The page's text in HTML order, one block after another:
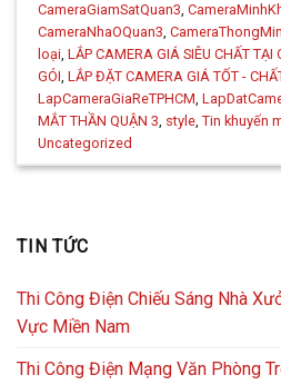
CameraGiamSatQuan3,
CameraNhaOQuan3,
loại,LẮP CAMERA GIÁ SIÊU CHẤT TẠI
GÓI,LẮP ĐẶT CAMERA GIÁ TỐT -
LapCameraGiaReTPHCM,
MẮT THẦN QUẬN 3, style,Tin khuyến
Uncategorized
TIN TỨC
Thi Công Điện Chiếu Sáng Nhà
Vực Miền Nam
Thi Công Điện Mạng Văn Phòng